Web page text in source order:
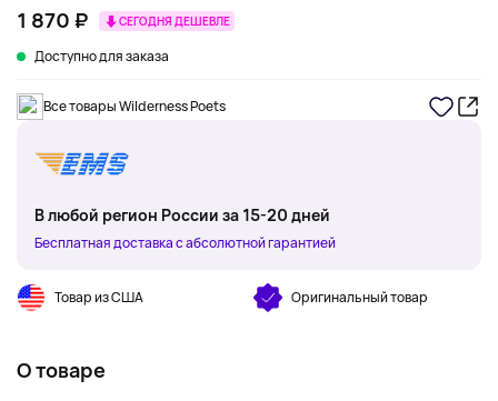
1 870 ₽ СЕГОДНЯ ДЕШЕВЛЕ
Доступно для заказа
Все товары Wilderness Poets
В любой регион России за 15-20 дней
Бесплатная доставка с абсолютной гарантией
Товар из США Оригинальный товар
О товаре